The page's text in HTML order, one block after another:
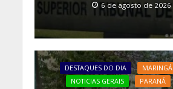
6 de agosto de 2026
DESTAQUES DO DIA
MARINGÁ
NOTICIAS GERAIS
PARANÁ